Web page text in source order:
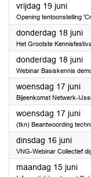
vrijdag 19 juni2026
Opening tentoonstelling
donderdag 18 juni
Het Grootste
donderdag 18 juni
Webinar Basiskennis
woensdag 17 juni
Bijeenkomst Netwerk-
woensdag 17 juni
(tkn) Beantwoording
dinsdag 16 juni2026
VNG-Webinar Collectief
maandag 15 juni2026